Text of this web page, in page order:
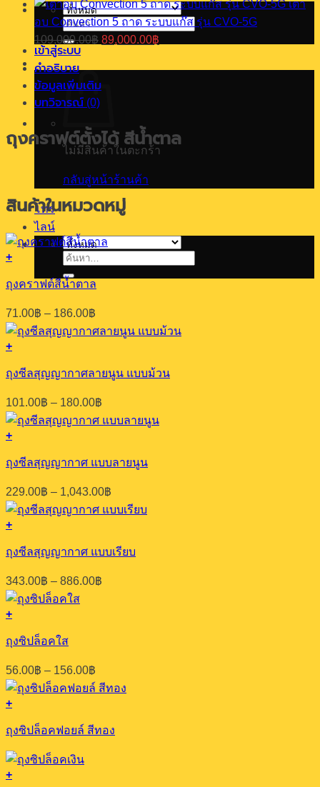
ค้นหา:
เข้าสู่ระบบ
ไม่มีสินค้าในตะกร้า
กลับสู่หน้าร้านค้า
โทร
ไลน์
ค้นหา:
was:
112,000.00฿.
is:
92,000.00฿.
เตา
อบ Convection 5 ถาด ระบบแก๊ส รุ่น CVO-5G
109,000.00฿ Original
price
89,000.00฿
price
คำอธิบาย
ข้อมูลเพิ่มเติม
บทวิจารณ์ (0)
ถุงคราฟต์ตั้งได้ สีน้ำตาล
สินค้าในหมวดหมู่
+
product
has
multiple
variants.
The
options
be
chosen
on
the
product
page
ถุงคราฟต์สีน้ำตาล
71.00฿ – 186.00฿
71.00฿
186.00฿
+
product
has
multiple
variants.
The
options
be
chosen
on
the
product
page
ถุงซีลสุญญากาศลายนูน แบบม้วน
101.00฿ – 180.00฿
101.00฿
180.00฿
+
product
has
multiple
variants.
The
options
be
chosen
on
the
product
page
ถุงซีลสุญญากาศ แบบลายนูน
229.00฿ – 1,043.00฿
range:
229.00฿
1,043.00฿
+
product
has
multiple
variants.
The
options
be
chosen
on
the
product
page
ถุงซีลสุญญากาศ แบบเรียบ
343.00฿ – 886.00฿
+
product
has
multiple
variants.
The
options
be
chosen
on
the
product
ถุงซิปล็อคใส
56.00฿ – 156.00฿
range:
56.00฿
156.00฿
+
ถุงซิปล็อคฟอยล์ สีทอง
+